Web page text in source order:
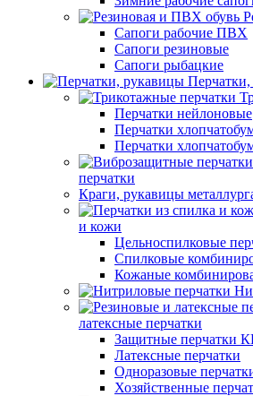
Сапоги рабочие ПВХ
Сапоги резиновые
Сапоги рыбацкие
Перчатки нейлоновые
Перчатки
Перчатки
перчатки
Краги, рукавицы
и кожи
Цельноспилковые
Спилковые
Кожаные
латексные перчатки
Защитные перчатки
Латексные перчатки
Одноразовые
Хозяйственные